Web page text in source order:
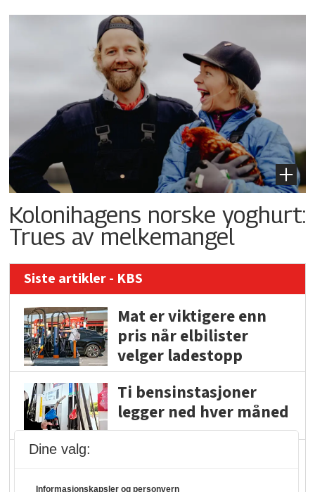
Kolonihagens norske yoghurt:
Trues av melkemangel
Siste artikler - KBS
Mat er viktigere enn
pris når elbilister
velger ladestopp
Ti bensinstasjoner
legger ned hver måned
Dine valg:
Informasjonskapsler og personvern